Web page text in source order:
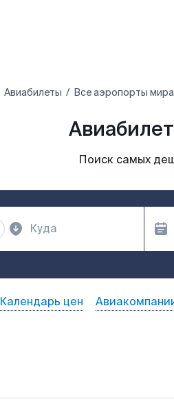
Авиабилеты Все аэропорты мира
Поиск самых
Календарь цен